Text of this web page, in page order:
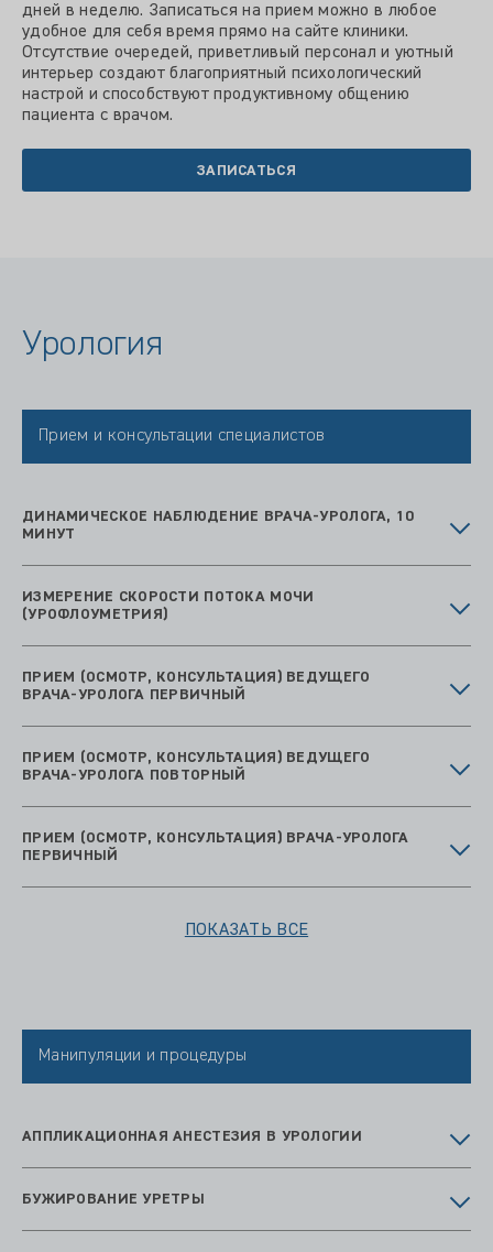
дней в неделю. Записаться на прием можно в любое
удобное для себя время прямо на сайте клиники.
Отсутствие очередей, приветливый персонал и уютный
интерьер создают благоприятный психологический
настрой и способствуют продуктивному общению
пациента с врачом.
ЗАПИСАТЬСЯ
Урология
Прием и консультации специалистов
ДИНАМИЧЕСКОЕ НАБЛЮДЕНИЕ ВРАЧА-УРОЛОГА, 10
МИНУТ
ИЗМЕРЕНИЕ СКОРОСТИ ПОТОКА МОЧИ
(УРОФЛОУМЕТРИЯ)
ПРИЕМ (ОСМОТР, КОНСУЛЬТАЦИЯ) ВЕДУЩЕГО
ВРАЧА-УРОЛОГА ПЕРВИЧНЫЙ
ПРИЕМ (ОСМОТР, КОНСУЛЬТАЦИЯ) ВЕДУЩЕГО
ВРАЧА-УРОЛОГА ПОВТОРНЫЙ
ПРИЕМ (ОСМОТР, КОНСУЛЬТАЦИЯ) ВРАЧА-УРОЛОГА
ПЕРВИЧНЫЙ
ПОКАЗАТЬ ВСЕ
Манипуляции и процедуры
АППЛИКАЦИОННАЯ АНЕСТЕЗИЯ В УРОЛОГИИ
БУЖИРОВАНИЕ УРЕТРЫ